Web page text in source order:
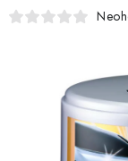
INTERIÉR
DÁRKOVÉ SADY